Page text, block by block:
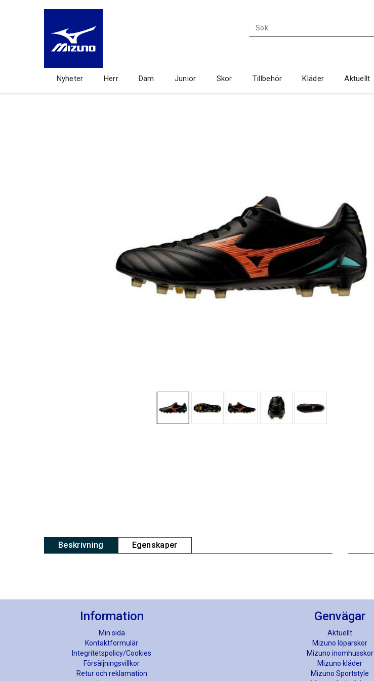
Nyheter Herr Dam Junior Skor Tillbehör Kläder Aktuellt
Beskrivning Egenskaper
Information
Min sida
Kontaktformulär
Integritetspolicy/Cookies
Försäljningsvillkor
Retur och reklamation
Genvägar
Aktuellt
Mizuno löparskor
Mizuno inomhusskor
Mizuno kläder
Mizuno Sportstyle